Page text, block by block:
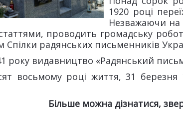
1920 році
Незважаючи на
проводить громадську
Спілки радянських письменників
року видавництво «Радянський
восьмому році життя, 31
Більше можна дізнатися,